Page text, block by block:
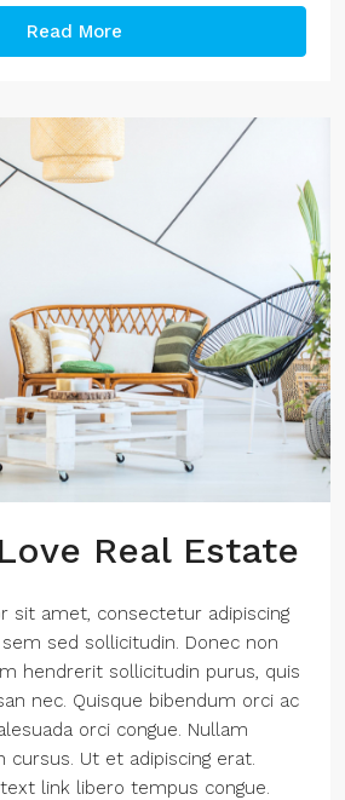
Read More
Real Estate
sit amet, consectetur adipiscing
sed sollicitudin. Donec non
hendrerit sollicitudin purus, quis
nec. Quisque bibendum orci ac
orci congue. Nullam
Ut et adipiscing erat.
link libero tempus congue.